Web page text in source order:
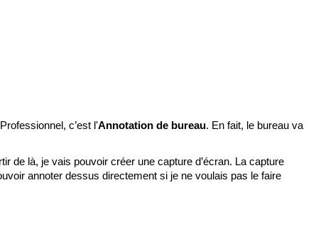
c’est l'Annotation de bureau. En fait, le bureau va
de là, je vais pouvoir créer une capture d’écran. La capture
annoter dessus directement si je ne voulais pas le faire